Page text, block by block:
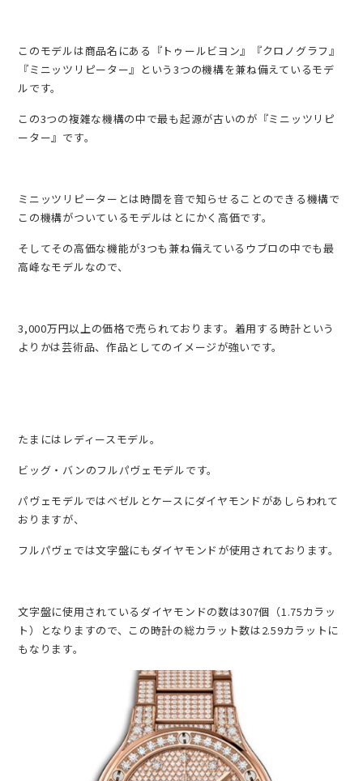
このモデルは商品名にある『トゥールビヨン』『クロノグラフ』
『ミニッツリピーター』という3つの機構を兼ね備えているモデ
ルです。
この3つの複雑な機構の中で最も起源が古いのが『ミニッツリピ
ーター』です。
ミニッツリピーターとは時間を音で知らせることのできる機構で
この機構がついているモデルはとにかく高価です。
そしてその高価な機能が3つも兼ね備えているウブロの中でも最
高峰なモデルなので、
3,000万円以上の価格で売られております。着用する時計という
よりかは芸術品、作品としてのイメージが強いです。
たまにはレディースモデル。
ビッグ・バンのフルパヴェモデルです。
パヴェモデルではベゼルとケースにダイヤモンドがあしらわれて
おりますが、
フルパヴェでは文字盤にもダイヤモンドが使用されております。
文字盤に使用されているダイヤモンドの数は307個（1.75カラッ
ト）となりますので、この時計の総カラット数は2.59カラットに
もなります。